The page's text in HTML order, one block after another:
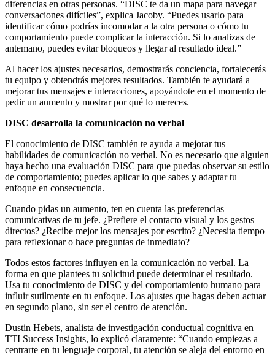
diferencias en otras personas. “DISC te da un mapa para navegar
conversaciones difíciles”, explica Jacoby. “Puedes usarlo para
identificar cómo podrías incomodar a la otra persona o cómo tu
comportamiento puede complicar la interacción. Si lo analizas de
antemano, puedes evitar bloqueos y llegar al resultado ideal.”
Al hacer los ajustes necesarios, demostrarás conciencia, fortalecerás
tu equipo y obtendrás mejores resultados. También te ayudará a
mejorar tus mensajes e interacciones, apoyándote en el momento de
pedir un aumento y mostrar por qué lo mereces.
DISC desarrolla la comunicación no verbal
El conocimiento de DISC también te ayuda a mejorar tus
habilidades de comunicación no verbal. No es necesario que alguien
haya hecho una evaluación DISC para que puedas observar su estilo
de comportamiento; puedes aplicar lo que sabes y adaptar tu
enfoque en consecuencia.
Cuando pidas un aumento, ten en cuenta las preferencias
comunicativas de tu jefe. ¿Prefiere el contacto visual y los gestos
directos? ¿Recibe mejor los mensajes por escrito? ¿Necesita tiempo
para reflexionar o hace preguntas de inmediato?
Todos estos factores influyen en la comunicación no verbal. La
forma en que plantees tu solicitud puede determinar el resultado.
Usa tu conocimiento de DISC y del comportamiento humano para
influir sutilmente en tu enfoque. Los ajustes que hagas deben actuar
en segundo plano, sin ser el centro de atención.
Dustin Hebets, analista de investigación conductual cognitiva en
TTI Success Insights, lo explicó claramente: “Cuando empiezas a
centrarte en tu lenguaje corporal, tu atención se aleja del entorno en